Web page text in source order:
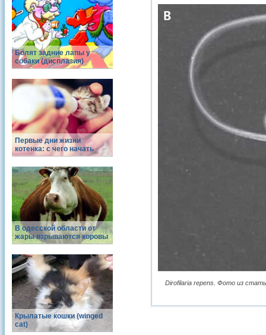
Болят задние лапы у
собаки (дисплазия)
Первые дни жизни
котенка: с чего начать
В одесской области от
жары взрываются коровы
Крылатые кошки (winged
cat)
Dirofilaria repens. Фото из